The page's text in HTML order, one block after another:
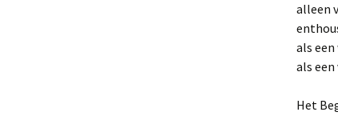
alleen
als
als
Het